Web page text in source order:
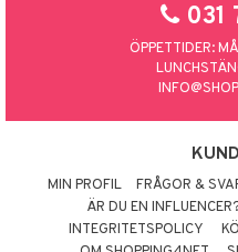
031
ÖPPETTIDER:
MIN PROFIL FRÅGOR &
ÄR DU EN
INTEGRITETSPOLICY